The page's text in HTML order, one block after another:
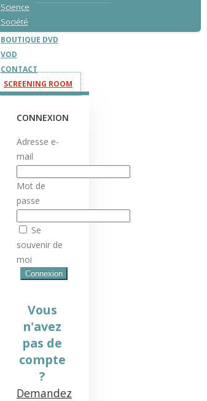
Science
Société
BOUTIQUE DVD
VOD
CONTACT
SCREENING ROOM
CONNEXION
Adresse e-
mail
Mot de
passe
Se
souvenir de
moi
Vous
n'avez
pas de
compte
?
Demandez